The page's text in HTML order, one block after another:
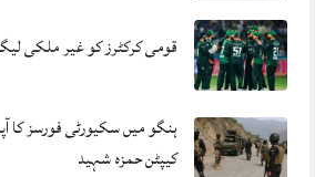
قومی کرکٹرز کو غیر ملکی
کیپٹن حمزہ شہید